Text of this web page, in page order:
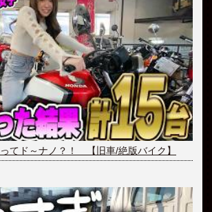
てド～ナノ？！ 【旧車/絶版バイク】